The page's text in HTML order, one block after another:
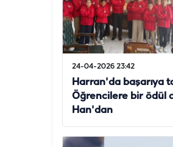
24-04-2026 23:42
Harran'da başarıya
Öğrencilere bir ödül
Han'dan